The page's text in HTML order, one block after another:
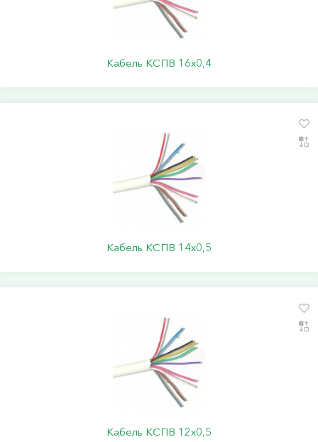
Кабель КСПВ 16х0,4
Кабель КСПВ 14х0,5
Кабель КСПВ 12х0,5